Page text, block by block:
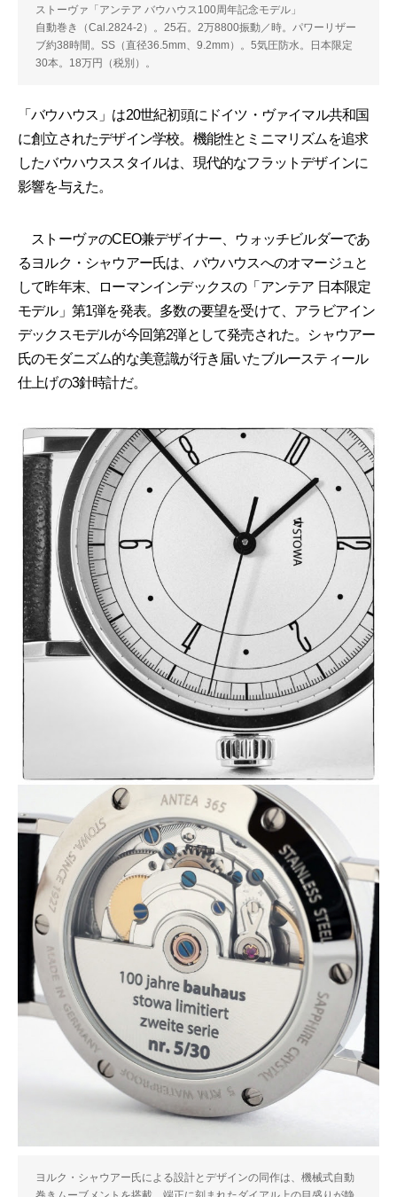
ストーヴァ「アンテア バウハウス100周年記念モデル」
自動巻き（Cal.2824-2）。25石。2万8800振動／時。パワーリザー
ブ約38時間。SS（直径36.5mm、9.2mm）。5気圧防水。日本限定
30本。18万円（税別）。
「バウハウス」は20世紀初頭にドイツ・ヴァイマル共和国
に創立されたデザイン学校。機能性とミニマリズムを追求
したバウハウススタイルは、現代的なフラットデザインに
影響を与えた。
ストーヴァのCEO兼デザイナー、ウォッチビルダーであ
るヨルク・シャウアー氏は、バウハウスへのオマージュと
して昨年末、ローマンインデックスの「アンテア 日本限定
モデル」第1弾を発表。多数の要望を受けて、アラビアイン
デックスモデルが今回第2弾として発売された。シャウアー
氏のモダニズム的な美意識が行き届いたブルースティール
仕上げの3針時計だ。
ヨルク・シャウアー氏による設計とデザインの同作は、機械式自動